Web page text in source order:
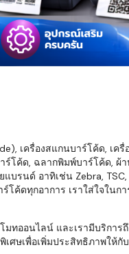
เครื่องสแกนบาร์โค้ด, เค
โค้ด, ฉลากพิมพ์บาร์โค้ด,
ด์ อาทิเช่น Zebra, TSC,
ดทุกอาการ เราใส่ใจใน
ออนไลน์ และเรามีบริการ
ษเพื่อเพิ่มประสิทธิภาพให้กั